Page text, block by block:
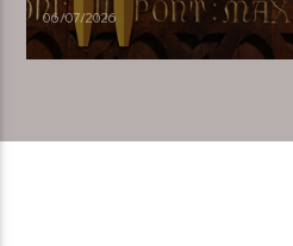
06/07/2026